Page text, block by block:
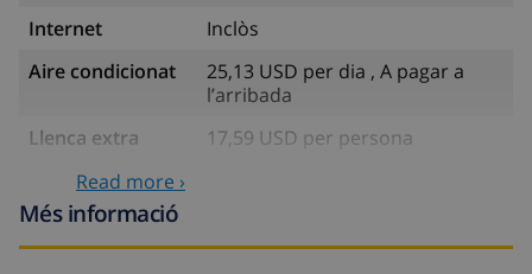
Internet
Inclòs
Aire condicionat
25,13 USD per dia , A pagar a
l’arribada
Llenca extra
17,59 USD per persona
Tovalloles extra
Fons de
cancel·lació :
Read more ›
Més informació